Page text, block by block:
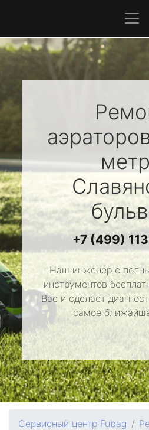
+7 (499)
Наш инженер с
инструментов
Вас и сделает
самое
Сервисный центр Fubag